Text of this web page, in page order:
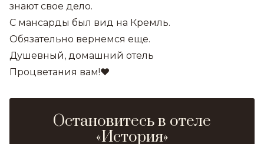
знают свое дело.
С мансарды был вид на Кремль.
Обязательно вернемся еще.
Душевный, домашний отель
Процветания вам!❤️
Остановитесь в отеле
«История»